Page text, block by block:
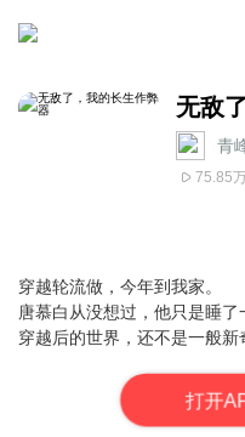
无敌
青
75.85
穿越轮流做，今年到我家。
唐慕白从没想过，他只是睡了
穿越后的世界，还不是一般新
打开A